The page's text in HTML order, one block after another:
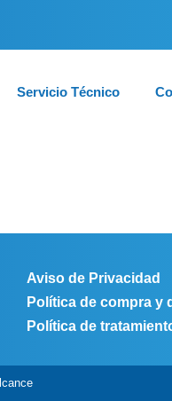
Servicio Técnico
Aviso de Privacidad
Política de compra y
Política de